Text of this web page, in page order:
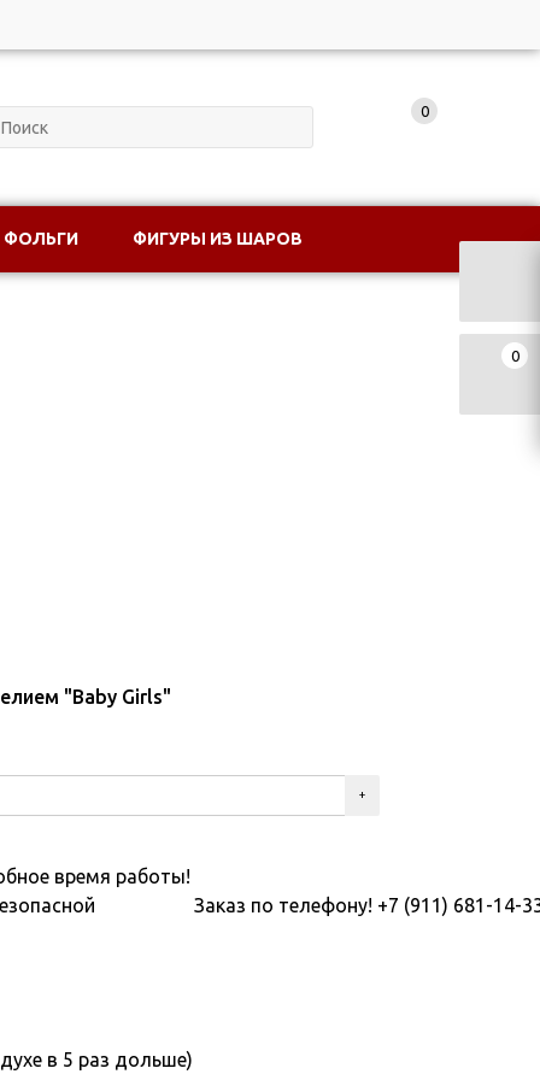
0
0
ФОЛЬГИ ФИГУРЫ ИЗ ШАРОВ
"Baby Girls"
время работы!
Заказ по телефону! +7 (911) 681-14-
в 5 раз дольше)